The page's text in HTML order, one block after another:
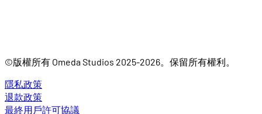
©版權所有 Omeda Studios 2025-2026。保留所有權利。
隱私政策
退款政策
最終用戶許可協議